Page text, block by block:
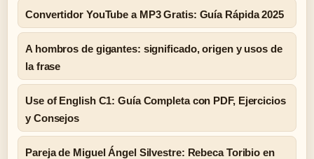
Convertidor YouTube a MP3 Gratis: Guía Rápida 2025
A hombros de gigantes: significado, origen y usos de
la frase
Use of English C1: Guía Completa con PDF, Ejercicios
y Consejos
Pareja de Miguel Ángel Silvestre: Rebeca Toribio en